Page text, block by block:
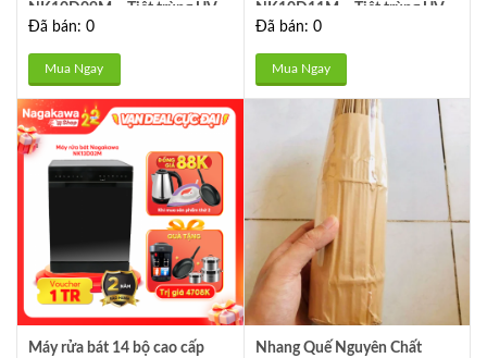
NK10D09M – Tiệt trùng UV
led, Nano Silver – Bảo hành 2
Đã bán: 0
Mua Ngay
NK10D11M – Tiệt trùng UV
led, Nano Silver – Bảo hành 2
Đã bán: 0
Mua Ngay
Máy rửa bát 14 bộ cao cấp
Nhang Quế Nguyên Chất